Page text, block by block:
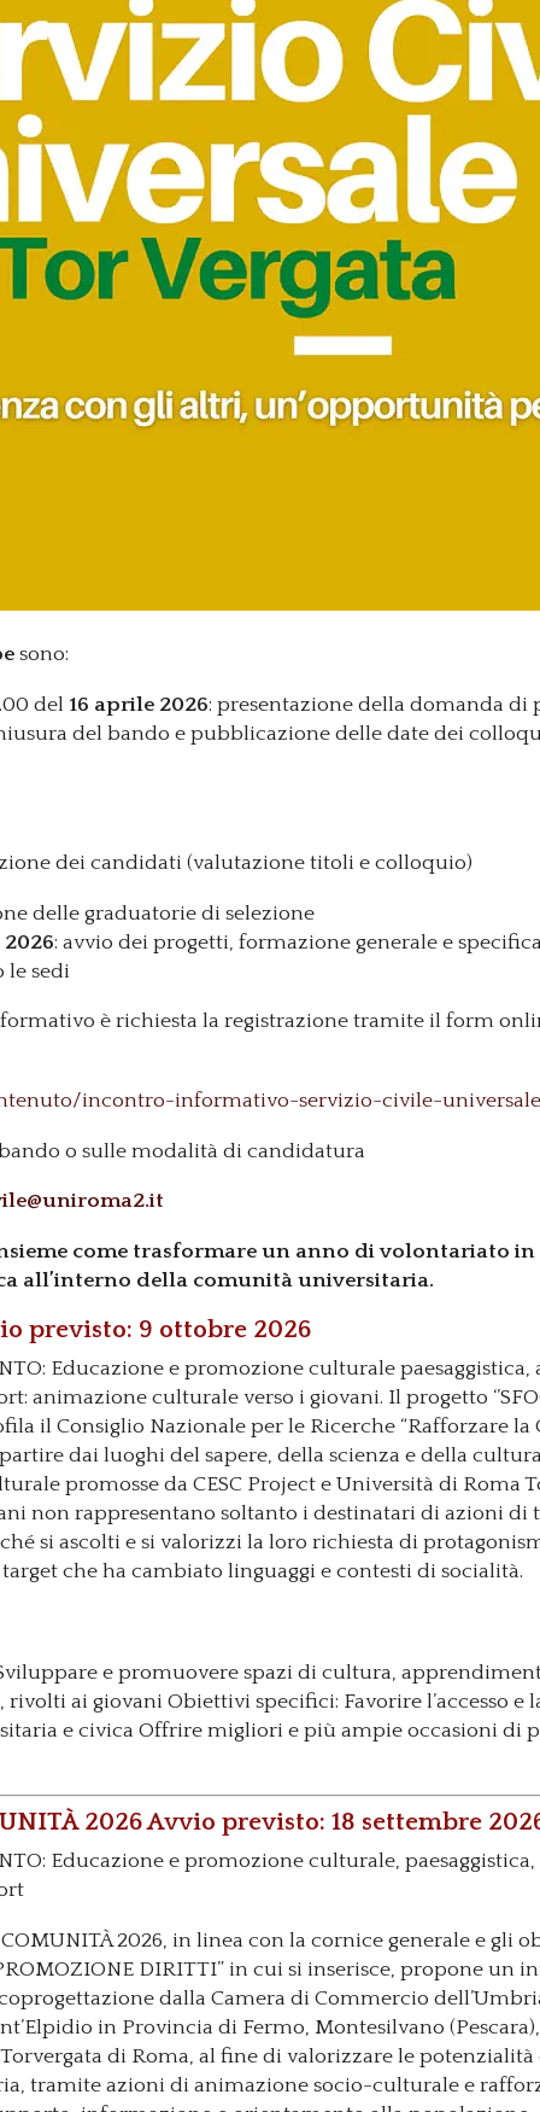
sono:
del 16 aprile 2026: presentazione della domanda di
del bando e pubblicazione delle date dei
dei candidati (valutazione titoli e colloquio)
delle graduatorie di selezione
: avvio dei progetti, formazione generale e
le sedi
è richiesta la registrazione tramite il form
incontro-informativo-servizio-civile-
o sulle modalità di candidatura
come trasformare un anno di volontariato in
all’interno della comunità universitaria.
previsto: 9 ottobre 2026
Educazione e promozione culturale
animazione culturale verso i giovani. Il progetto
il Consiglio Nazionale per le Ricerche “Rafforzare la
dai luoghi del sapere, della scienza e della
promosse da CESC Project e Università di Roma
non rappresentano soltanto i destinatari di azioni di
si ascolti e si valorizzi la loro richiesta di
che ha cambiato linguaggi e contesti di socialità.
Sviluppare e promuovere spazi di cultura,
ai giovani Obiettivi specifici: Favorire l’accesso e
e civica Offrire migliori e più ampie occasioni di
2026 Avvio previsto: 18 settembre
Educazione e promozione culturale,
COMUNITÀ 2026, in linea con la cornice generale e gli
DIRITTI” in cui si inserisce, propone un
dalla Camera di Commercio
in Provincia di Fermo, Montesilvano
Torvergata di Roma, al fine di valorizzare le
tramite azioni di animazione socio-culturale e